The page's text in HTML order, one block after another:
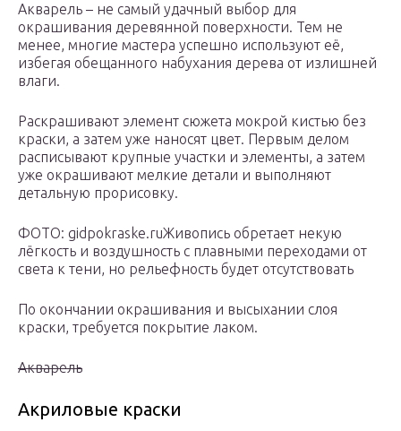
Акварель – не самый удачный выбор для
окрашивания деревянной поверхности. Тем не
менее, многие мастера успешно используют её,
избегая обещанного набухания дерева от излишней
влаги.
Раскрашивают элемент сюжета мокрой кистью без
краски, а затем уже наносят цвет. Первым делом
расписывают крупные участки и элементы, а затем
уже окрашивают мелкие детали и выполняют
детальную прорисовку.
ФОТО: gidpokraske.ruЖивопись обретает некую
лёгкость и воздушность с плавными переходами от
света к тени, но рельефность будет отсутствовать
По окончании окрашивания и высыхании слоя
краски, требуется покрытие лаком.
Акварель
Акриловые краски